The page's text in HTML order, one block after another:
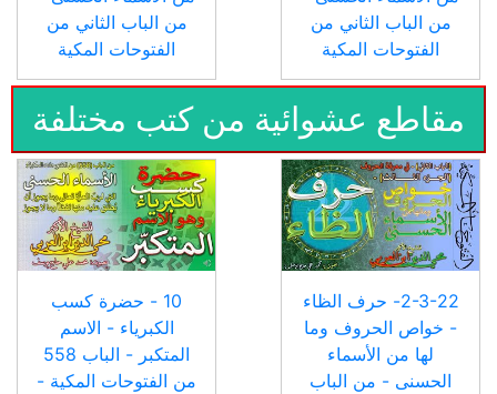
من الباب الثاني من
الفتوحات المكية
من الباب الثاني من
الفتوحات المكية
مقاطع عشوائية من كتب مختلفة
2-3-22- حرف الظاء
- خواص الحروف وما
لها من الأسماء
الحسنى - من الباب
10 - حضرة كسب
الكبرياء - الاسم
المتكبر - الباب 558
من الفتوحات المكية -